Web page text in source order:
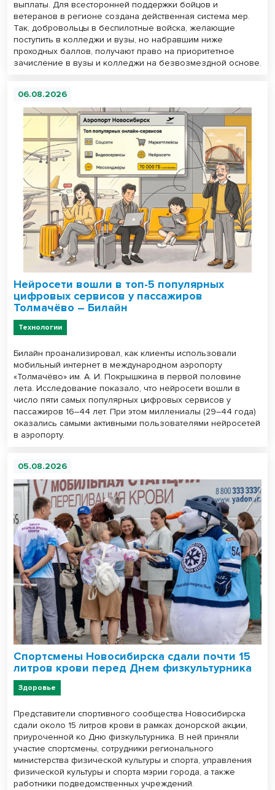
выплаты. Для всесторонней поддержки бойцов и
ветеранов в регионе создана действенная система мер.
Так, добровольцы в беспилотные войска, желающие
поступить в колледжи и вузы, но набравшим ниже
проходных баллов, получают право на приоритетное
зачисление в вузы и колледжи на безвозмездной основе.
06.08.2026
Нейросети вошли в топ-5 популярных
цифровых сервисов у пассажиров
Толмачёво – Билайн
Технологии
Билайн проанализировал, как клиенты использовали
мобильный интернет в международном аэропорту
«Толмачёво» им. А. И. Покрышкина в первой половине
лета. Исследование показало, что нейросети вошли в
число пяти самых популярных цифровых сервисов у
пассажиров 16–44 лет. При этом миллениалы (29–44 года)
оказались самыми активными пользователями нейросетей
в аэропорту.
05.08.2026
Спортсмены Новосибирска сдали почти 15
литров крови перед Днем физкультурника
Здоровье
Представители спортивного сообщества Новосибирска
сдали около 15 литров крови в рамках донорской акции,
приуроченной ко Дню физкультурника. В ней приняли
участие спортсмены, сотрудники регионального
министерства физической культуры и спорта, управления
физической культуры и спорта мэрии города, а также
работники подведомственных учреждений.